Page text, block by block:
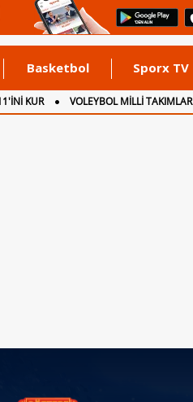
Basketbol Sporx TV
KUR VOLEYBOL MİLLİ TAKIMLAR